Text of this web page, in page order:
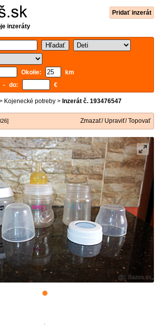
Pridať inzerát
inzeráty
Okolie:
km
- do: €
Kojenecké potreby > Inzerát č. 193476547
Zmazať/ Upraviť/ Topovať